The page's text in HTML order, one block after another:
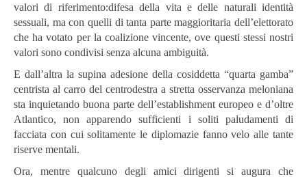
valori di riferimento:difesa della vita e delle naturali identità
sessuali, ma con quelli di tanta parte maggioritaria dell’elettorato
che ha votato per la coalizione vincente, ove questi stessi nostri
valori sono condivisi senza alcuna ambiguità.
E dall’altra la supina adesione della cosiddetta “quarta gamba”
centrista al carro del centrodestra a stretta osservanza meloniana
sta inquietando buona parte dell’establishment europeo e d’oltre
Atlantico, non apparendo sufficienti i soliti paludamenti di
facciata con cui solitamente le diplomazie fanno velo alle tante
riserve mentali.
Ora, mentre qualcuno degli amici dirigenti si augura che